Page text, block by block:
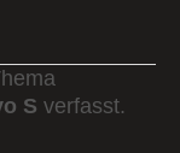
S verfasst.